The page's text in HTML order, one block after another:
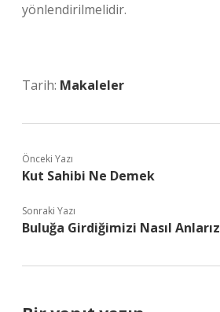
yönlendirilmelidir.
Tarih: Makaleler
Önceki Yazı
Kut Sahibi Ne Demek
Sonraki Yazı
Buluğa Girdiğimizi Nasıl Anlarız